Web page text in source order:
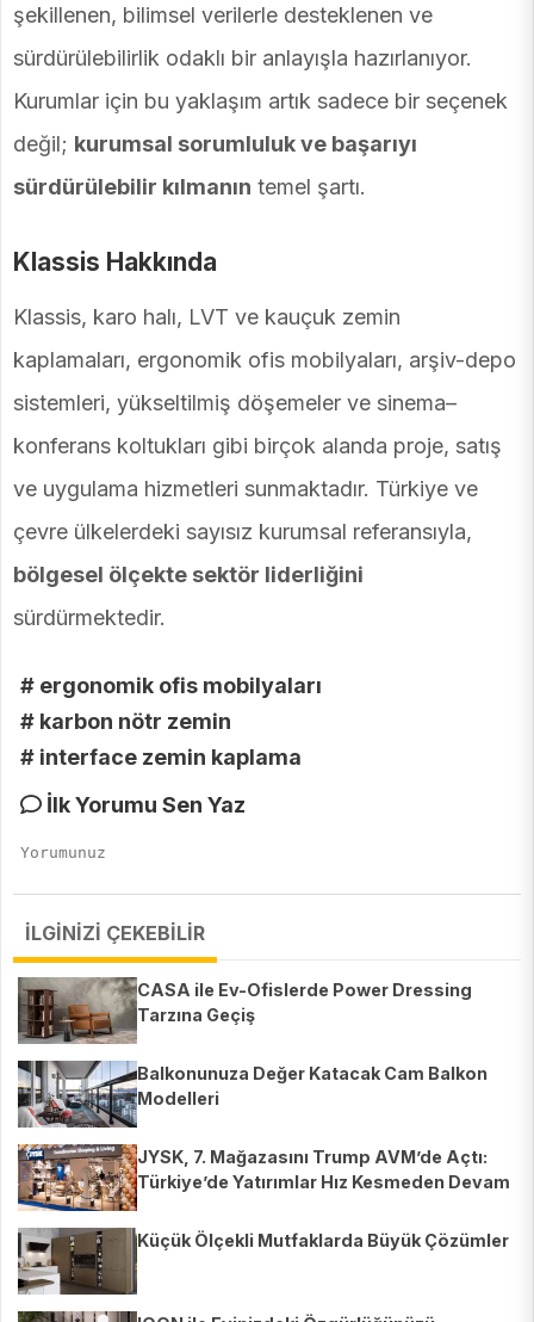
şekillenen, bilimsel verilerle desteklenen ve
sürdürülebilirlik odaklı bir anlayışla hazırlanıyor.
Kurumlar için bu yaklaşım artık sadece bir seçenek
değil; kurumsal sorumluluk ve başarıyı
sürdürülebilir kılmanın temel şartı.
Klassis Hakkında
Klassis, karo halı, LVT ve kauçuk zemin
kaplamaları, ergonomik ofis mobilyaları, arşiv-depo
sistemleri, yükseltilmiş döşemeler ve sinema–
konferans koltukları gibi birçok alanda proje, satış
ve uygulama hizmetleri sunmaktadır. Türkiye ve
çevre ülkelerdeki sayısız kurumsal referansıyla,
bölgesel ölçekte sektör liderliğini
sürdürmektedir.
# ergonomik ofis mobilyaları
# karbon nötr zemin
# interface zemin kaplama
İlk Yorumu Sen Yaz
İLGİNİZİ ÇEKEBİLİR
CASA ile Ev-Ofislerde Power Dressing
Tarzına Geçiş
Balkonunuza Değer Katacak Cam Balkon
Modelleri
JYSK, 7. Mağazasını Trump AVM’de Açtı:
Türkiye’de Yatırımlar Hız Kesmeden Devam
Küçük Ölçekli Mutfaklarda Büyük Çözümler